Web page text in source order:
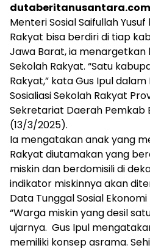
Menteri Sosial Saifullah
Rakyat bisa berdiri di tiap
Jawa Barat, ia menargetkan
Sekolah Rakyat. “Satu
Rakyat,” kata Gus Ipul
Sosialiasi Sekolah Rakyat
Sekretariat Daerah Pemkab
(13/3/2025).
Ia mengatakan anak yang
Rakyat diutamakan yang
miskin dan berdomisili di
indikator miskinnya akan
Data Tunggal Sosial Ekonomi
“Warga miskin yang desil
ujarnya. Gus Ipul
memiliki konsep asrama.